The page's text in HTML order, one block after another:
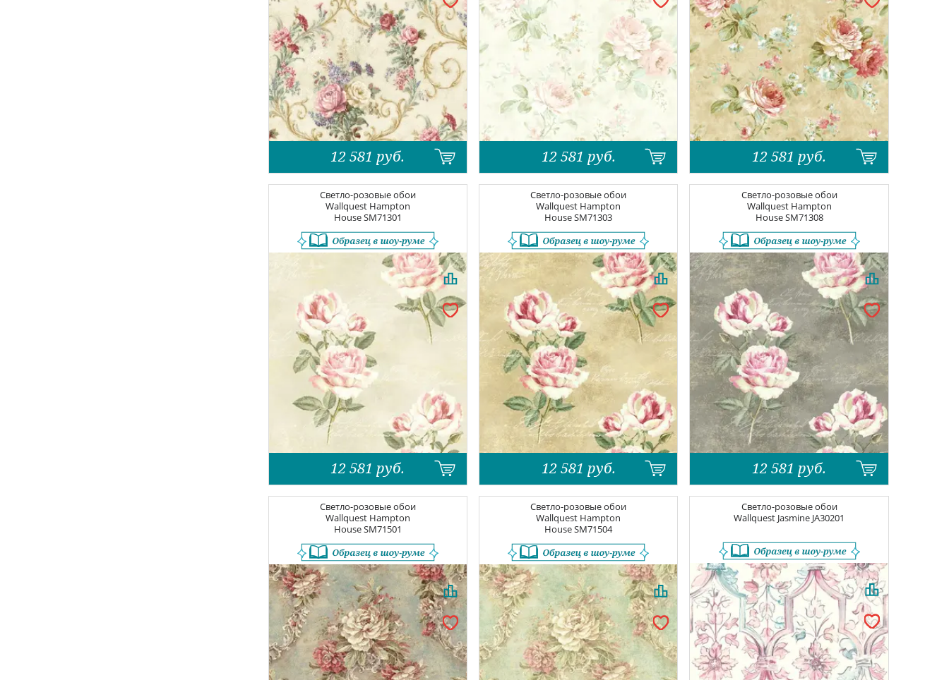
12 581 руб. 12 581 руб. 12 581 руб.
Светло-розовые обои
Wallquest Hampton
HouseSM71301
12 581 руб.
Светло-розовые обои
Wallquest Hampton
HouseSM71303
12 581 руб.
Светло-розовые обои
Wallquest Hampton
HouseSM71308
12 581 руб.
Светло-розовые обои
Wallquest Hampton
HouseSM71501
Светло-розовые обои
Wallquest Hampton
HouseSM71504
Светло-розовые обои
Wallquest JasmineJA30201